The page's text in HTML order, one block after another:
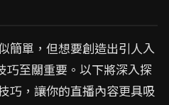
簡單，但想要創造出引人入
巧至關重要。以下將深入探
巧，讓你的直播內容更具吸